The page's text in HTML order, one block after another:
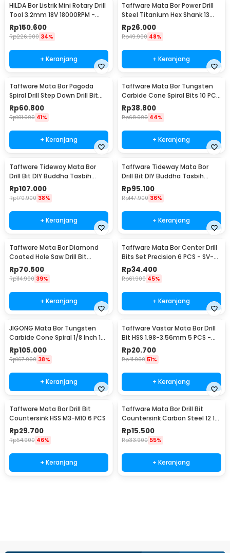
HILDA Bor Listrik Mini Rotary Drill
Tool 3.2mm 18V 18000RPM -
JD5202
Rp150.600
Rp226.900 34%
+ Keranjang
Taffware Mata Bor Power Drill
Steel Titanium Hex Shank 13
PCS - SV-VDB13
Rp26.000
Rp49.900 48%
+ Keranjang
Taffware Mata Bor Pagoda
Spiral Drill Step Down Drill Bit
Tipe 2 5 PCS - BIHH463A
Rp60.800
Rp101.900 41%
+ Keranjang
Taffware Mata Bor Tungsten
Carbide Cone Spiral Bits 10 PCS
- GJ0106
Rp38.800
Rp68.900 44%
+ Keranjang
Taffware Tideway Mata Bor
Drill Bit DIY Buddha Tasbih
Beads 2mm 2 PCS 8mm
Rp107.000
Rp170.900 38%
+ Keranjang
Taffware Tideway Mata Bor
Drill Bit DIY Buddha Tasbih
Beads 2mm 2 PCS 12mm
Rp95.100
Rp147.900 36%
+ Keranjang
Taffware Mata Bor Diamond
Coated Hole Saw Drill Bit
6mm-50mm 15 PCS - GJ0105
Rp70.500
Rp114.900 39%
+ Keranjang
Taffware Mata Bor Center Drill
Bits Set Precision 6 PCS - SV-
VDB25
Rp34.400
Rp61.900 45%
+ Keranjang
JIGONG Mata Bor Tungsten
Carbide Cone Spiral 1/8 Inch 10
PCS - JG8
Rp105.000
Rp167.900 38%
+ Keranjang
Taffware Vastar Mata Bor Drill
Bit HSS 1.98-3.56mm 5 PCS -
SV-VDB26
Rp20.700
Rp41.900 51%
+ Keranjang
Taffware Mata Bor Drill Bit
Countersink HSS M3-M10 6 PCS
Rp29.700
Rp54.900 46%
+ Keranjang
Taffware Mata Bor Drill Bit
Countersink Carbon Steel 12 16
19mm 3 PCS
Rp15.500
Rp33.900 55%
+ Keranjang